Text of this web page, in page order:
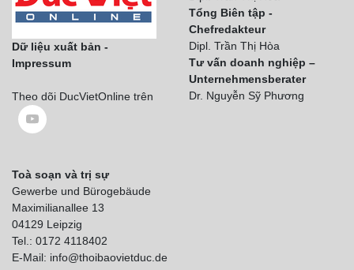
Dữ liệu xuất bản -
Impressum
Theo dõi DucVietOnline trên
Tổng Biên tập -
Chefredakteur
Dipl. Trần Thị Hòa
Tư vấn doanh nghiệp –
Unternehmensberater
Dr. Nguyễn Sỹ Phương
Toà soạn và trị sự
Gewerbe und Bürogebäude
Maximilianallee 13
04129 Leipzig
Tel.: 0172 4118402
E-Mail: info@thoibaovietduc.de